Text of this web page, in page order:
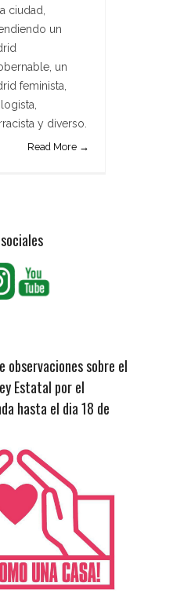
ciudad,
un
un
feminista,
y diverso.
Read More →
observaciones sobre el
Estatal por el
hasta el dia 18 de